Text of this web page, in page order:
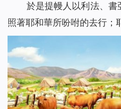
於是提幔人以利法、
照著耶和華所吩咐的去行；